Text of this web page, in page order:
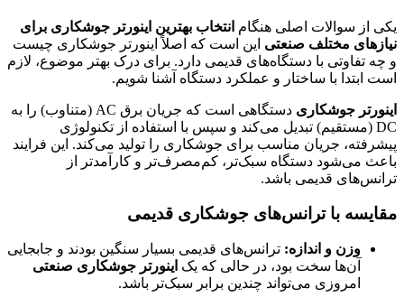
یکی از سوالات اصلی هنگام انتخاب بهترین اینورتر جوشکاری برای
نیازهای مختلف صنعتی این است که اصلاً اینورتر جوشکاری چیست
و چه تفاوتی با دستگاه‌های قدیمی دارد. برای درک بهتر موضوع، لازم
است ابتدا با ساختار و عملکرد دستگاه آشنا شویم.
اینورتر جوشکاری
دستگاهی است که جریان برق AC (متناوب) را به
DC (مستقیم) تبدیل می‌کند و سپس با استفاده از تکنولوژی
پیشرفته، جریان مناسب برای جوشکاری را تولید می‌کند. این فرایند
باعث می‌شود دستگاه سبک‌تر، کم‌مصرف‌تر و کارآمدتر از
ترانس‌های قدیمی باشد.
مقایسه با ترانس‌های جوشکاری قدیمی
وزن و اندازه: ترانس‌های قدیمی بسیار سنگین بودند و جابجایی
آن‌ها سخت بود، در حالی که یک اینورتر جوشکاری صنعتی
امروزی می‌تواند چندین برابر سبک‌تر باشد.